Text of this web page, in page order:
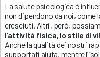
La salute psicologica è
non dipendono da noi, come
cresciuti. Altri, però,
l’attività fisica, lo stile di
Anche la qualità dei nostri
supportati aiuta, mentre